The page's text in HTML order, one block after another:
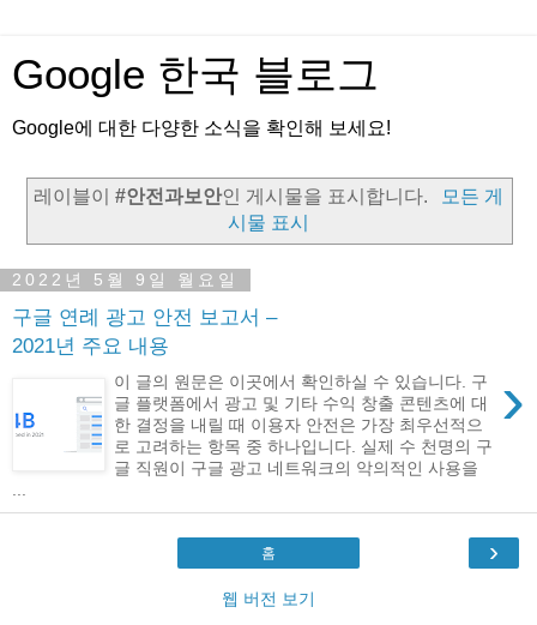
Google 한국 블로그
Google에 대한 다양한 소식을 확인해 보세요!
레이블이#안전과보안인 게시물을 표시합니다.
모든 게
시물 표시
2022년 5월 9일 월요일
구글 연례 광고 안전 보고서 –
2021년 주요 내용
›
이 글의 원문은 이곳에서 확인하실 수 있습니다. 구
글 플랫폼에서 광고 및 기타 수익 창출 콘텐츠에 대
한 결정을 내릴 때 이용자 안전은 가장 최우선적으
로 고려하는 항목 중 하나입니다. 실제 수 천명의 구
글 직원이 구글 광고 네트워크의 악의적인 사용을
›
홈
웹 버전 보기